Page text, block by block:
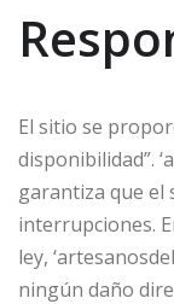
El sitio se
disponibilidad”.
garantiza que el
interrupciones.
ley,
ningún daño